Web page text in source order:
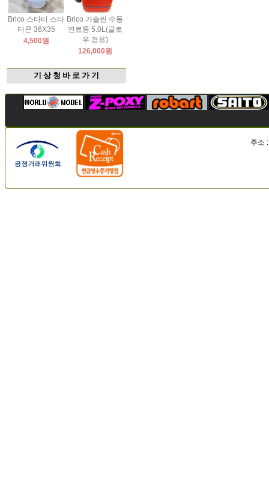
Brico 스타터 스타
터콘 36X35
4,500원
Brico 가솔린 수동
연료통 5.0L(글로
우 겸용)
126,000원
기 상 청 바 로 가 기
주소